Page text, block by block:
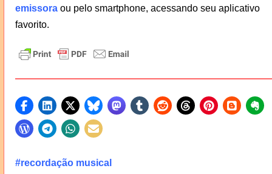
emissoraou pelo smartphone, acessando seu aplicativo
favorito.
#recordação musical